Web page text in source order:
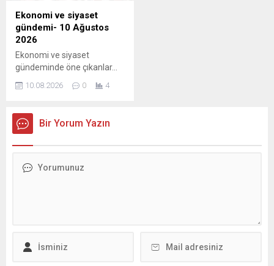
Ekonomi ve siyaset
gündemi- 10 Ağustos
2026
Ekonomi ve siyaset
gündeminde öne çıkanlar...
10.08.2026 0 4
Bir Yorum Yazın